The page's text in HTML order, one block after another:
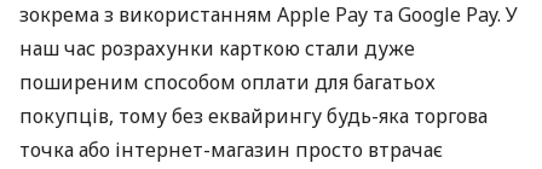
зокрема з використанням Apple Pay та Google Pay. У
наш час розрахунки карткою стали дуже
поширеним способом оплати для багатьох
покупців, тому без еквайрингу будь-яка торгова
точка або інтернет-магазин просто втрачає